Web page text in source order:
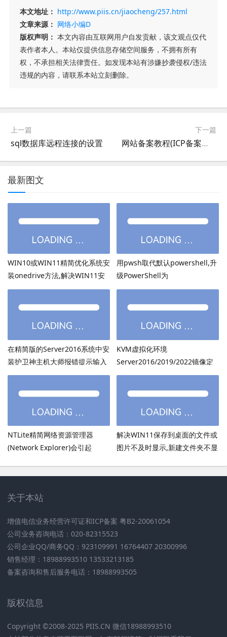
本文地址： http://www.piis.cn/jiaocheng/257.html
文章来源： 网络小编D
版权声明： 本文内容由互联网用户自发贡献，该文观点仅代
表作者本人。本站仅提供信息存储空间服务，不拥有所有
权，不承担相关法律责任。如发现本站有涉嫌抄袭侵权/违法
违规的内容，请联系本站立刻删除。
上一篇
sql数据库远程连接的设置
下一篇
网站备案教程(ICP备案教程、网警备案教程、公安备案教程)
最新图文
WIN10或WIN11精简优化系统安
装onedrive方法,解决WIN11安
装onedrive后无法打开
用pwsh取代默认powershell,升
级PowerShell为
PowerShell7.6.3等高版本
在精简版的Server2016系统中安
装护卫神主机大师报错提示输入
的密码超过了14个字符
KVM虚拟化环境
Server2016/2019/2022镜像定
制：用DISM离线注入virtio驱动
NTLite精简网络资源管理器
(Network Explorer)会引起
解决WIN11保存到桌面的文件或
图片不及时显示,新建文件夹不显
关于本站
增值电信业务经营许可证和ICP备案 粤B2-20061054
公司业务咨询电话：020-82315523
公司企业QQ/商务QQ：923109991 16764407 20300996
销售经理：18988993510 13533213185
备案咨询和售后服务电话：18988993505
版权信息
Copyright ©2008-2025 PIIS.CN 微信18988993510